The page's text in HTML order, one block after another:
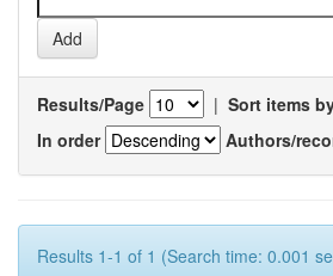
Results/Page | Sort items
In order
Authors/
Results 1-1 of 1 (Search time: 0.001